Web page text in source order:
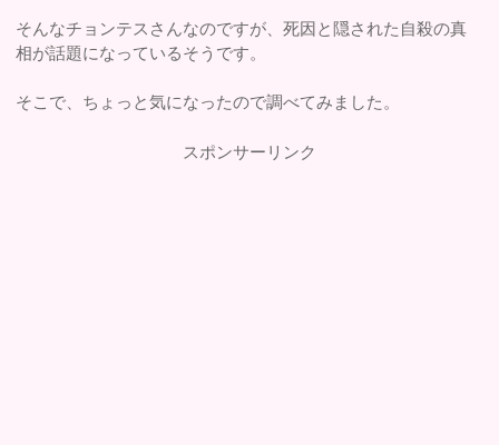
そんなチョンテスさんなのですが、死因と隠された自殺の真
相が話題になっているそうです。
そこで、ちょっと気になったので調べてみました。
スポンサーリンク